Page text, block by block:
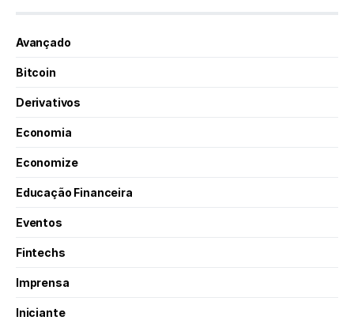
Avançado
Bitcoin
Derivativos
Economia
Economize
Educação Financeira
Eventos
Fintechs
Imprensa
Iniciante